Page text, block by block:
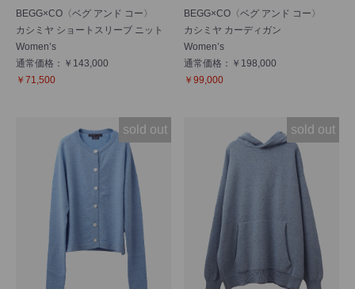
BEGG×CO〈ベグ アンド コー〉
カシミヤ ショートスリーブ ニット
Women’s
通常価格：￥143,000
￥71,500
BEGG×CO〈ベグ アンド コー〉
カシミヤ カーディガン
Women’s
通常価格：￥198,000
￥99,000
sold out sold out